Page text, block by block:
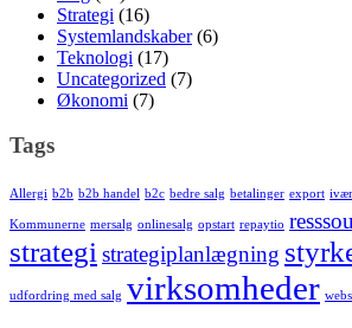
Strategi (16)
Systemlandskaber(6)
Teknologi (17)
Uncategorized (7)
Økonomi (7)
Tags
Allergi b2b b2b handel b2c bedre salg betalinger export
Kommunerne mersalg onlinesalg opstart repaytio
strategi strategiplanlægning
udfordring med salg virksomheder